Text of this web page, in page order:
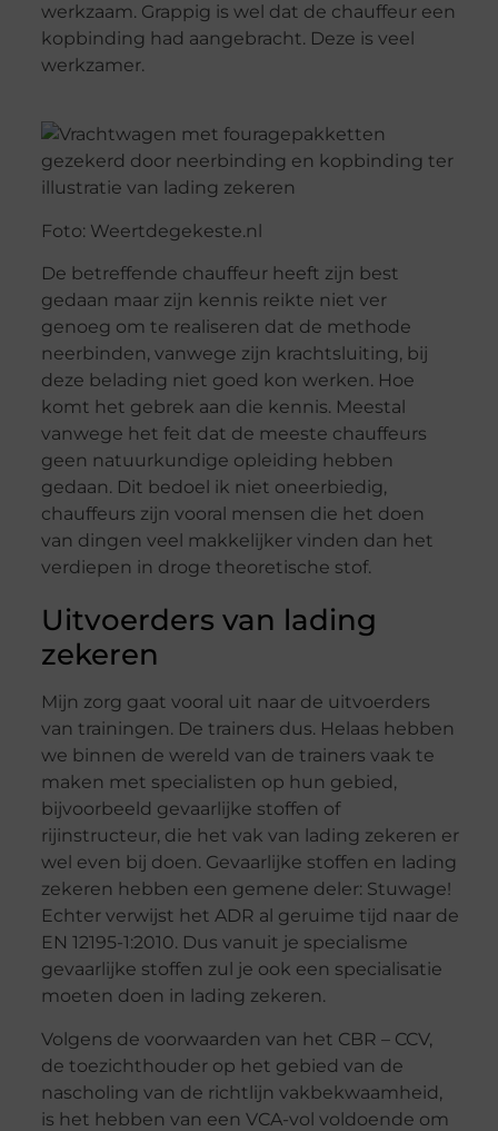
werkzaam. Grappig is wel dat de chauffeur een
kopbinding had aangebracht. Deze is veel
werkzamer.
Foto: Weertdegekeste.nl
De betreffende chauffeur heeft zijn best
gedaan maar zijn kennis reikte niet ver
genoeg om te realiseren dat de methode
neerbinden, vanwege zijn krachtsluiting, bij
deze belading niet goed kon werken. Hoe
komt het gebrek aan die kennis. Meestal
vanwege het feit dat de meeste chauffeurs
geen natuurkundige opleiding hebben
gedaan. Dit bedoel ik niet oneerbiedig,
chauffeurs zijn vooral mensen die het doen
van dingen veel makkelijker vinden dan het
verdiepen in droge theoretische stof.
Uitvoerders van lading
zekeren
Mijn zorg gaat vooral uit naar de uitvoerders
van trainingen. De trainers dus. Helaas hebben
we binnen de wereld van de trainers vaak te
maken met specialisten op hun gebied,
bijvoorbeeld gevaarlijke stoffen of
rijinstructeur, die het vak van lading zekeren er
wel even bij doen. Gevaarlijke stoffen en lading
zekeren hebben een gemene deler: Stuwage!
Echter verwijst het ADR al geruime tijd naar de
EN 12195-1:2010. Dus vanuit je specialisme
gevaarlijke stoffen zul je ook een specialisatie
moeten doen in lading zekeren.
Volgens de voorwaarden van het CBR – CCV,
de toezichthouder op het gebied van de
nascholing van de richtlijn vakbekwaamheid,
is het hebben van een VCA-vol voldoende om